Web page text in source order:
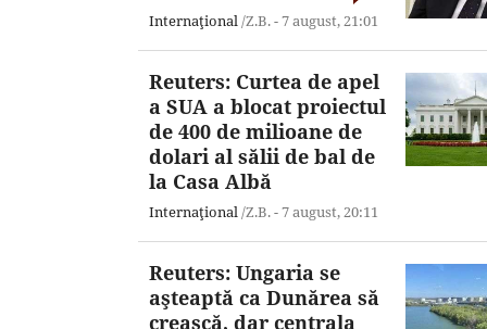
Internaţional /Z.B. -7 august, 21:01
Reuters: Curtea de apel
a SUA a blocat proiectul
de 400 de milioane de
dolari al sălii de bal de
la Casa Albă
Internaţional /Z.B. -7 august, 20:11
Reuters: Ungaria se
aşteaptă ca Dunărea să
crească, dar centrala